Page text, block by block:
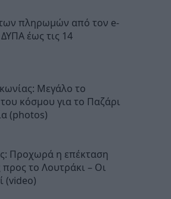
πληρωμών από τον e-
έως τις 14
Μεγάλο το
κόσμου για το Παζάρι
(photos)
Προχωρά η επέκταση
το Λουτράκι – Οι
(video)